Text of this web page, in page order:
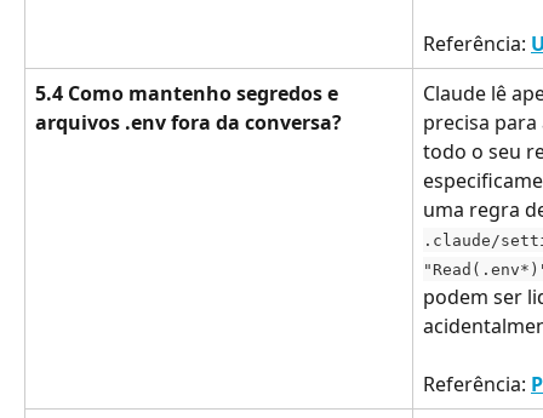
Referência:
5.4 Como mantenho segredos e
arquivos .env fora da conversa?
Claude lê
precisa
todo o seu
uma regra
.claude/
podem ser
Referência: